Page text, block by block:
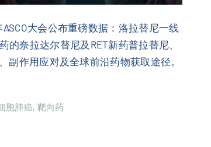
大会公布重磅数据：洛拉替尼一线
奈拉达尔替尼及RET新药普拉替尼、
作用应对及全球前沿药物获取途径。
胞肺癌 靶向药